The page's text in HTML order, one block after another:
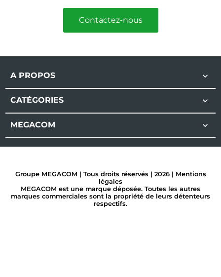
Contactez-nous
A PROPOS 
CATÉGORIES 
MEGACOM 
Groupe MEGACOM | Tous droits réservés | 2026 | Mentions
légales
MEGACOM est une marque déposée. Toutes les autres
marques commerciales sont la propriété de leurs détenteurs
respectifs.